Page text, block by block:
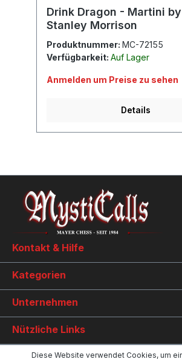
Drink Dragon - Martini by
Stanley Morrison
Produktnummer: MC-72155
Verfügbarkeit: Auf Lager
Anmelden um Preise zu sehen
Details
Kontakt & Hilfe
Kategorien
Unternehmen
Nützliche Links
Diese Website verwendet Cookies, um